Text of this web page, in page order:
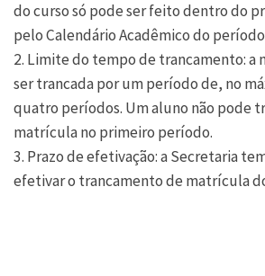
do curso só pode ser feito dentro do
pelo Calendário Acadêmico do
2. Limite do tempo de trancamento: a
ser trancada por um período de, no
quatro períodos. Um aluno não pode
matrícula no primeiro período.
3. Prazo de efetivação: a Secretaria
efetivar o trancamento de matrícula